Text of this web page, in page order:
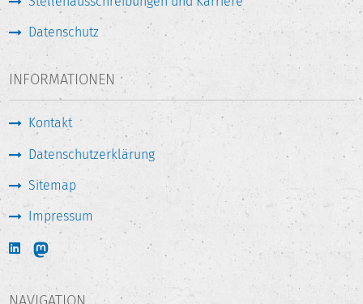
Datenschutz
INFORMATIONEN
Kontakt
Datenschutzerklärung
Sitemap
Impressum